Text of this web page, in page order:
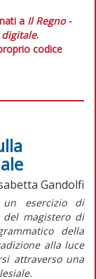
a Il Regno -
digitale.
codice
Gandolfi
un esercizio di
magistero di
della
alla luce
attraverso una